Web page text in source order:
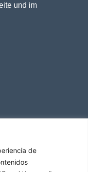
de
und im